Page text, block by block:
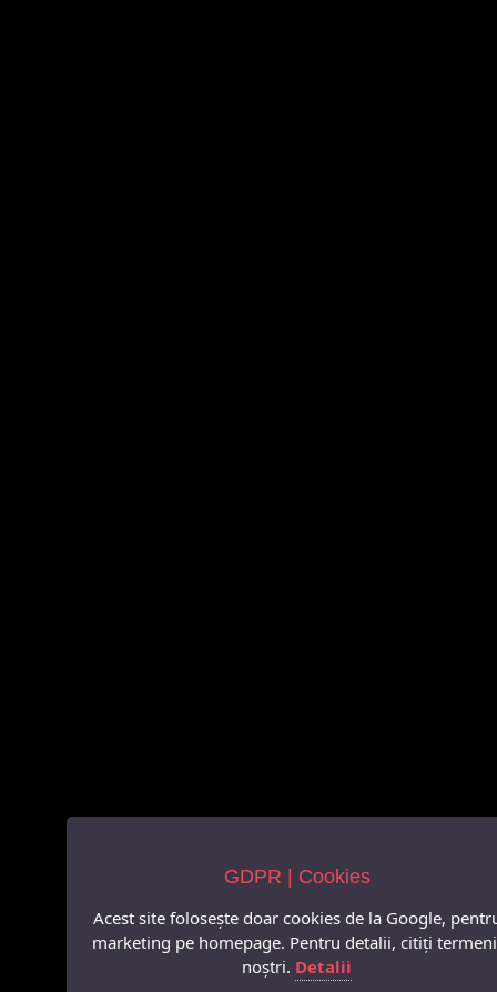
GDPR | Cookies
Acest site folosește doar cookies de la Google,
marketing pe homepage. Pentru detalii, citiți
noștri. Detalii